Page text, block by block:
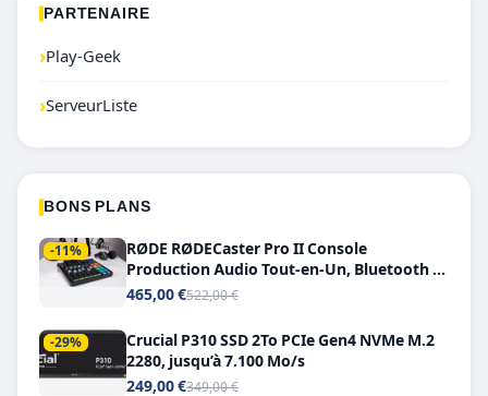
PARTENAIRE
›Play-Geek
›ServeurListe
BONS PLANS
-11%
RØDE RØDECaster Pro II Console
Production Audio Tout-en-Un, Bluetooth et
Double USB-C
465,00 €522,00 €
-29%
Crucial P310 SSD 2To PCIe Gen4 NVMe M.2
2280, jusqu’à 7.100 Mo/s
249,00 €349,00 €